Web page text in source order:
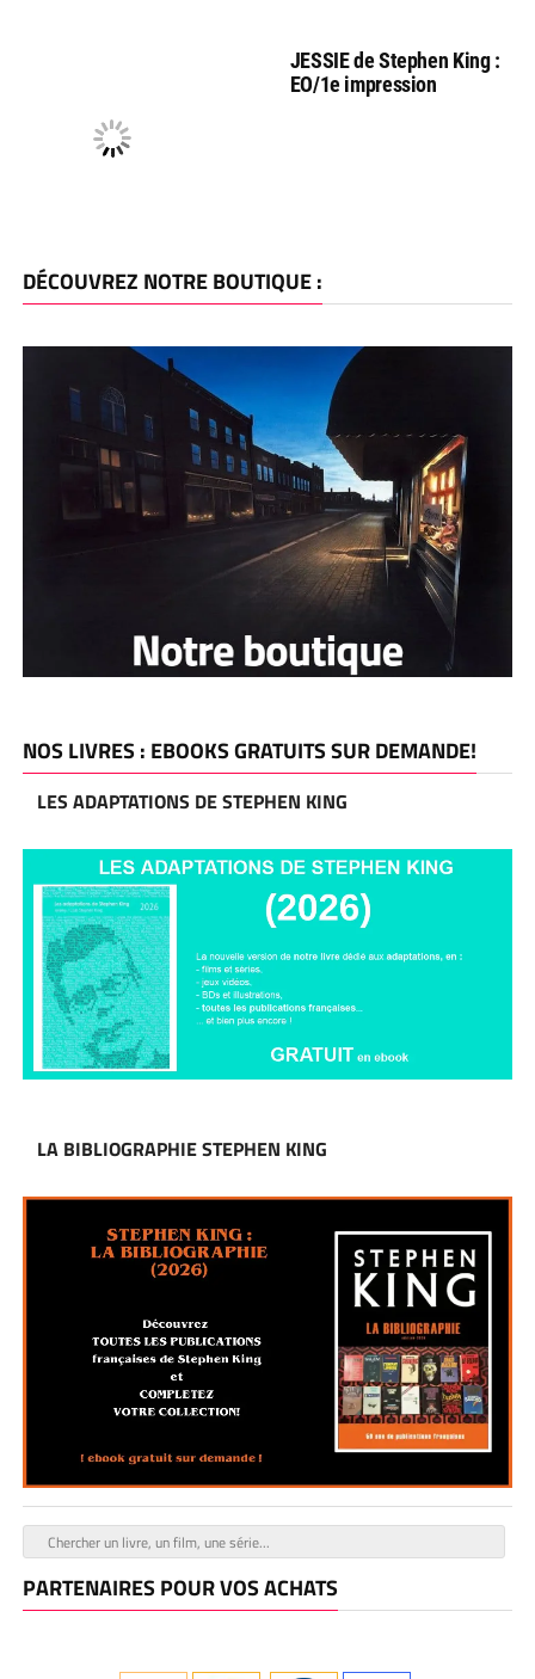
JESSIE de Stephen King :
EO/1e impression
DÉCOUVREZ NOTRE BOUTIQUE :
NOS LIVRES : EBOOKS GRATUITS SUR DEMANDE!
LES ADAPTATIONS DE STEPHEN KING
LA BIBLIOGRAPHIE STEPHEN KING
PARTENAIRES POUR VOS ACHATS